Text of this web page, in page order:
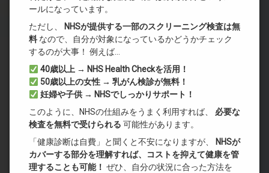
ールになっています。
ただし、
NHSが提供する一部のスクリーニング検査は無
料 なので、自分が対象になっているかどうかチェック
するのが大事！ 例えば…
40歳以上 → NHS Health Checkを活用！
50歳以上の女性 → 乳がん検診が無料！
妊婦や子供 → NHSでしっかりサポート！
このように、NHSの仕組みをうまく利用すれば、 必要な
検査を無料で受けられる 可能性があります。
「健康診断は自費」と聞くと不安になりますが、
NHSが
カバーする部分を理解すれば、コストを抑えて健康を管
理することも可能！ ぜひ、自分の状況に合った方法を